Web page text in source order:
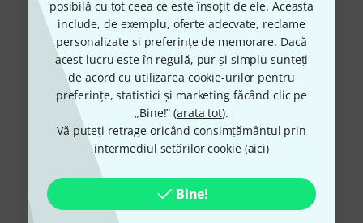
posibilă cu tot ceea ce este însoțit de ele. Aceasta
include, de exemplu, oferte adecvate, reclame
personalizate și preferințe de memorare. Dacă
acest lucru este în regulă, pur și simplu sunteți
de acord cu utilizarea cookie-urilor pentru
preferințe, statistici și marketing făcând clic pe
„Bine!” (arata tot).
Vă puteți retrage oricând consimțământul prin
intermediul setărilor cookie (aici)
Bine!
+49-9546-9223-530
Personalul nostru de la service e aici pentru a vă ajuta
cu orice problemă
Pregătiți număr client
Ore de Program (CEST - Ora de vară
din Europa Centrală)